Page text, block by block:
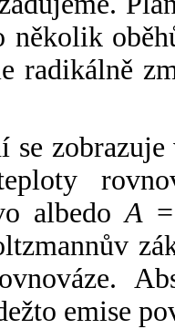
několik
radikálně
albedoA
emise